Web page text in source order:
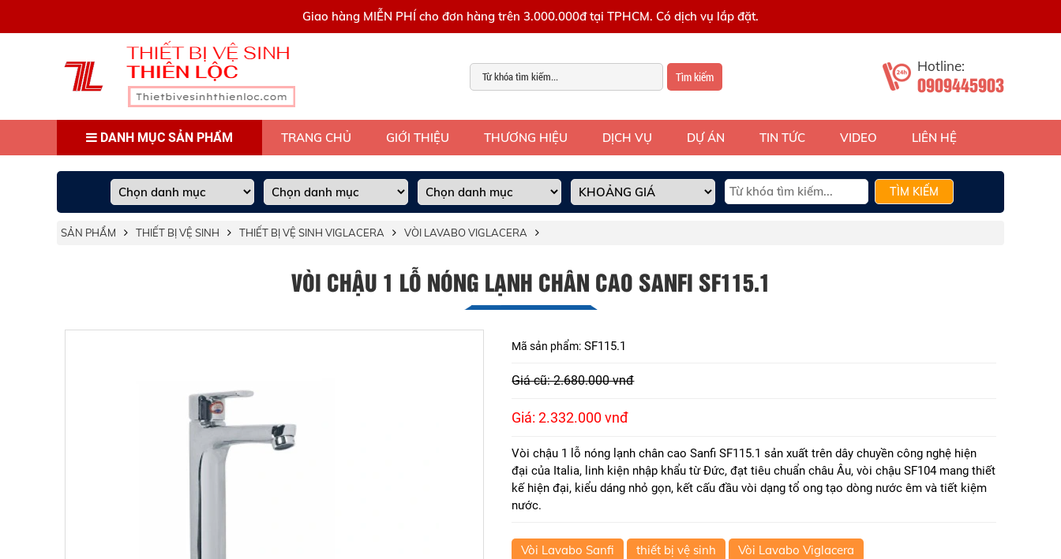
Giao hàng MIỄN PHÍ cho đơn hàng trên 3.000.000đ tại TPHCM. Có dịch vụ lắp đặt.
Tìm kiếm
Hotline:
0909445903
DANH MỤC SẢN PHẨM TRANG CHỦ GIỚI THIỆU THƯƠNG HIỆU DỊCH VỤ DỰ ÁN TIN TỨC VIDEO LIÊN HỆ
TÌM KIẾM
SẢN PHẨM THIẾT BỊ VỆ SINH THIẾT BỊ VỆ SINH VIGLACERA VÒI LAVABO VIGLACERA
VÒI CHẬU 1 LỖ NÓNG LẠNH CHÂN CAO SANFI SF115.1
Mã sản phẩm: SF115.1
Giá cũ: 2.680.000 vnđ
Giá: 2.332.000 vnđ
Vòi chậu 1 lỗ nóng lạnh chân cao Sanfi SF115.1 sản xuất trên dây chuyền công nghệ hiện
đại của Italia, linh kiện nhập khẩu từ Đức, đạt tiêu chuẩn châu Âu, vòi chậu SF104 mang thiết
kế hiện đại, kiểu dáng nhỏ gọn, kết cấu đầu vòi dạng tổ ong tạo dòng nước êm và tiết kiệm
nước.
Vòi Lavabo Sanfi thiết bị vệ sinh
Vòi Lavabo Viglacera